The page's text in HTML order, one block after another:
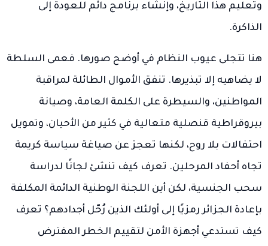
وتعليم هذا التاريخ، وإنشاء برنامج دائم للعودة إلى
الذاكرة.
هنا تتجلى عيوب النظام في أوضح صورها. فعمى السلطة
لا يضاهيه إلا تبذيرها. تنفق الأموال الطائلة لمراقبة
المواطنين، والسيطرة على الكلمة العامة، وصيانة
بيروقراطية قنصلية متعالية في كثير من الأحيان، وتمويل
احتفالات بلا روح، لكنها تعجز عن صياغة سياسة كريمة
تجاه أحفاد المرحلين. تعرف كيف تنشئ لجانًا لدراسة
سحب الجنسية، لكن أين اللجنة الوطنية الدائمة المكلفة
بإعادة الجزائر رمزيًا إلى أولئك الذين رُحّل أجدادهم؟ تعرف
كيف تستدعي أجهزة الأمن لتقييم الخطر المفترض